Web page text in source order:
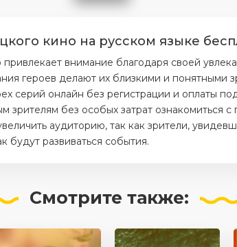
кино на русском языке
внимание благодаря своей
героев делают их близкими и понятными
серий онлайн без регистрации и оплаты
зрителям без особых затрат ознакомиться
аудиторию, так как зрители,
развиваться события.
Смотрите также: